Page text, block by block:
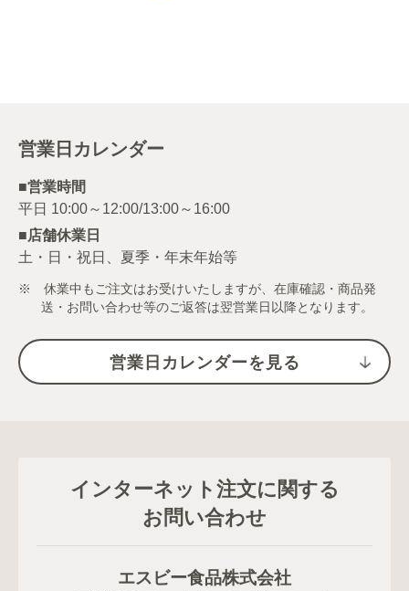
営業日カレンダー
■営業時間
■店舗休業日
土・日・祝日、夏季・年末年始等
※ 休業中もご注文はお受けいたしますが、在庫確認・商品発
送・お問い合わせ等のご返答は翌営業日以降となります。
営業日カレンダーを見る
インターネット注文に関する
お問い合わせ
エスビー食品株式会社